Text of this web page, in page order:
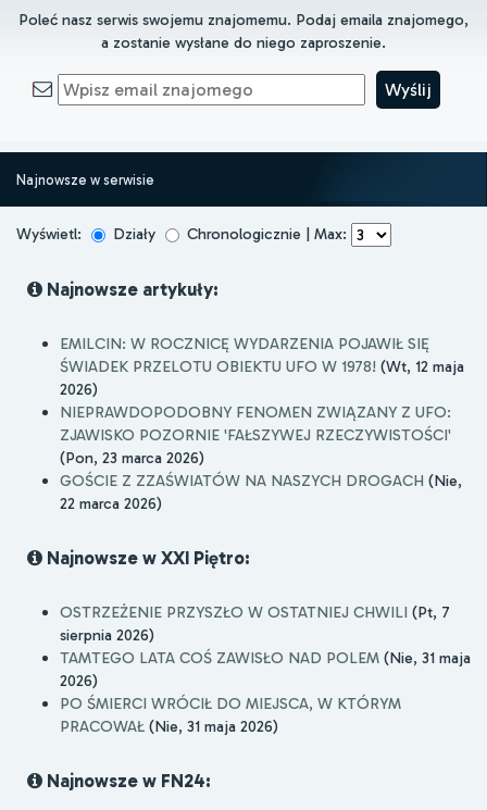
Poleć nasz serwis swojemu znajomemu. Podaj emaila znajomego,
a zostanie wysłane do niego zaproszenie.
Najnowsze w serwisie
Wyświetl: Działy Chronologicznie | Max:
Najnowsze artykuły:
EMILCIN: W ROCZNICĘ WYDARZENIA POJAWIŁ SIĘ
ŚWIADEK PRZELOTU OBIEKTU UFO W 1978! (Wt, 12 maja
2026)
NIEPRAWDOPODOBNY FENOMEN ZWIĄZANY Z UFO:
ZJAWISKO POZORNIE 'FAŁSZYWEJ RZECZYWISTOŚCI'
(Pon, 23 marca 2026)
GOŚCIE Z ZZAŚWIATÓW NA NASZYCH DROGACH (Nie,
22 marca 2026)
Najnowsze w XXI Piętro:
OSTRZEŻENIE PRZYSZŁO W OSTATNIEJ CHWILI (Pt, 7
sierpnia 2026)
TAMTEGO LATA COŚ ZAWISŁO NAD POLEM (Nie, 31 maja
2026)
PO ŚMIERCI WRÓCIŁ DO MIEJSCA, W KTÓRYM
PRACOWAŁ (Nie, 31 maja 2026)
Najnowsze w FN24: